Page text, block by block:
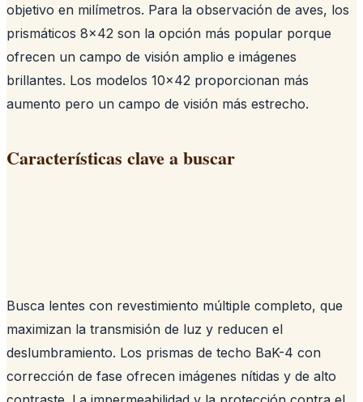
objetivo en milímetros. Para la observación de aves, los
prismáticos 8x42 son la opción más popular porque
ofrecen un campo de visión amplio e imágenes
brillantes. Los modelos 10x42 proporcionan más
aumento pero un campo de visión más estrecho.
Características clave a buscar
Busca lentes con revestimiento múltiple completo, que
maximizan la transmisión de luz y reducen el
deslumbramiento. Los prismas de techo BaK-4 con
corrección de fase ofrecen imágenes nítidas y de alto